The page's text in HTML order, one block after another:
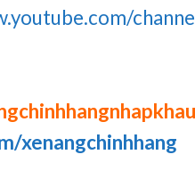
xenangchinhhang